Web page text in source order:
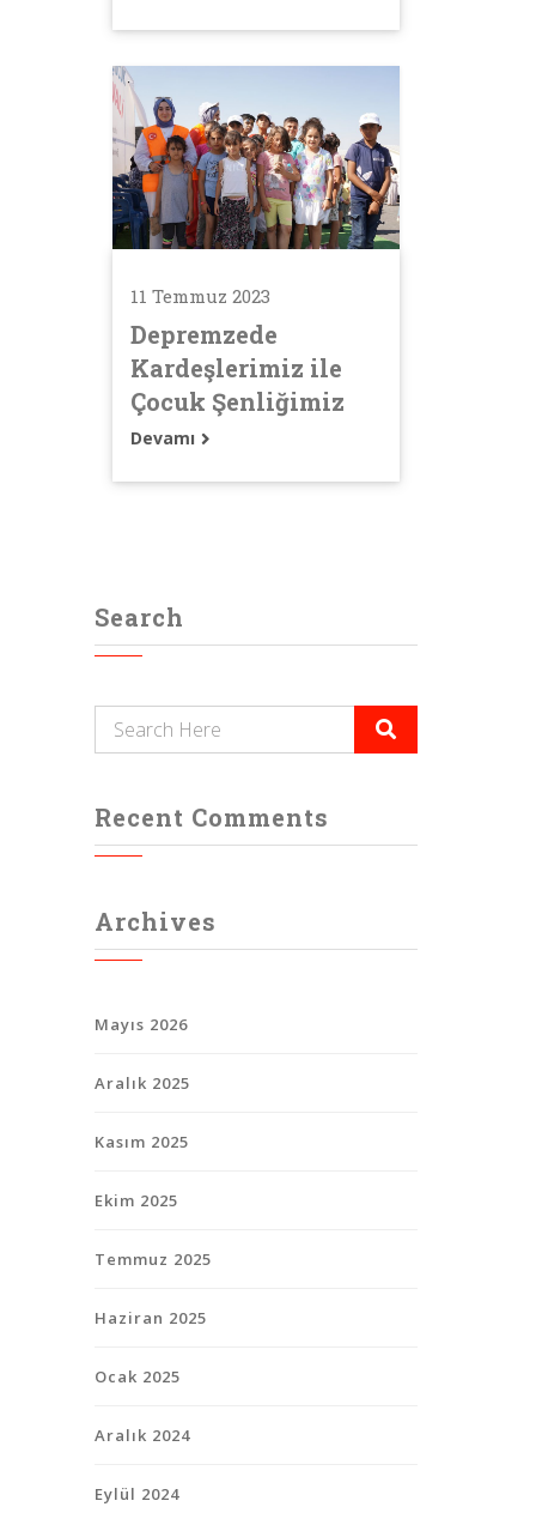
11 Temmuz 2023
Depremzede
Kardeşlerimiz ile
Çocuk Şenliğimiz
Devamı
Search
Recent Comments
Archives
Mayıs 2026
Aralık 2025
Kasım 2025
Ekim 2025
Temmuz 2025
Haziran 2025
Ocak 2025
Aralık 2024
Eylül 2024